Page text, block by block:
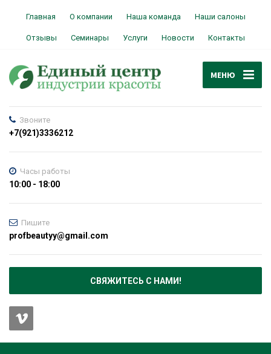
Главная О компании Наша команда Наши салоны
Отзывы Семинары Услуги Новости Контакты
МЕНЮ
Звоните
+7(921)3336212
Часы работы
10:00 - 18:00
Пишите
profbeautyy@gmail.com
СВЯЖИТЕСЬ С НАМИ!